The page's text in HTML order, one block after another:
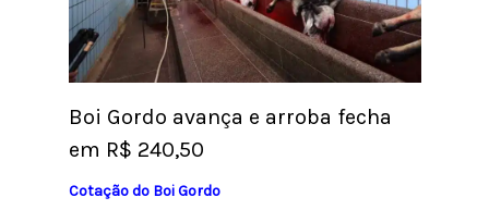
Boi Gordo avança e arroba fecha
em R$ 240,50
Cotação do Boi Gordo